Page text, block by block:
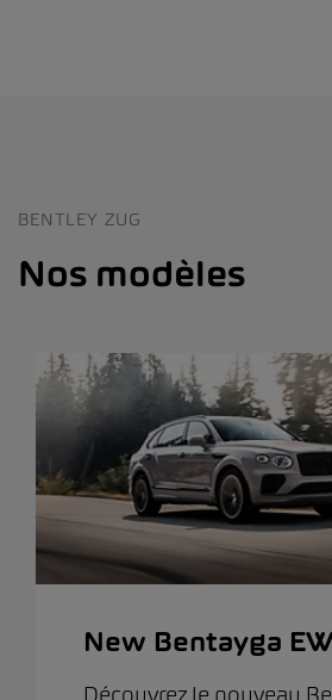
BENTLEY ZUG
Nos modèles
New Bentayga